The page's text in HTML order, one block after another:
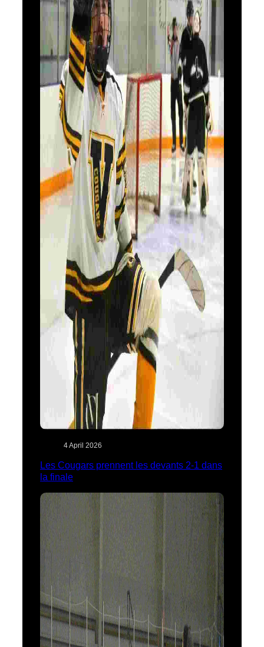
4 April 2026
Les Cougars prennent les devants 2-1 dans
la finale